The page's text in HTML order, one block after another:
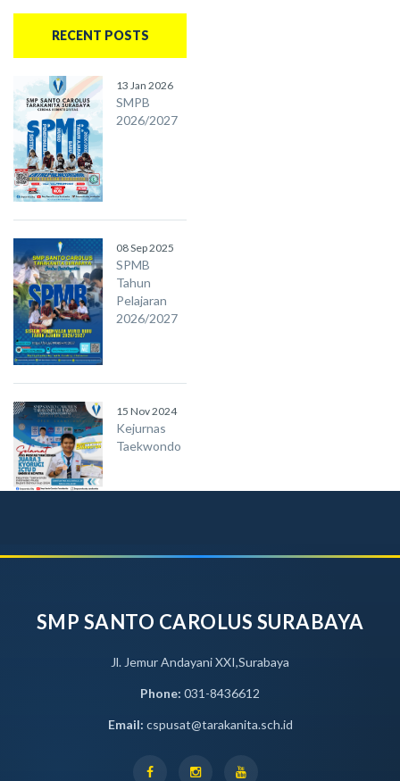
RECENT POSTS
13 Jan 2026
SMPB
2026/2027
08 Sep 2025
SPMB
Tahun
Pelajaran
2026/2027
15 Nov 2024
Kejurnas
Taekwondo
SMP SANTO CAROLUS SURABAYA
Jl. Jemur Andayani XXI,Surabaya
Phone: 031-8436612
Email: cspusat@tarakanita.sch.id